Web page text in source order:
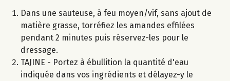
Dans une sauteuse, à feu moyen/vif, sans ajout de
matière grasse, torréfiez les amandes effilées
pendant 2 minutes puis réservez-les pour le
dressage.
TAJINE - Portez à ébullition la quantité d'eau
indiquée dans vos ingrédients et délayez-y le